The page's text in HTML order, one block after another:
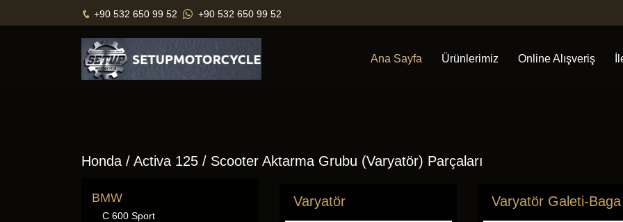
+90 532 650 99 52 +90 532 650 99 52
Ana Sayfa Ürünlerimiz Online Alışveriş
Honda / Activa 125 / Scooter Aktarma Grubu (Varyatör) Parçaları
BMW
C 600 Sport
Varyatör Varyatör Galeti-Baga